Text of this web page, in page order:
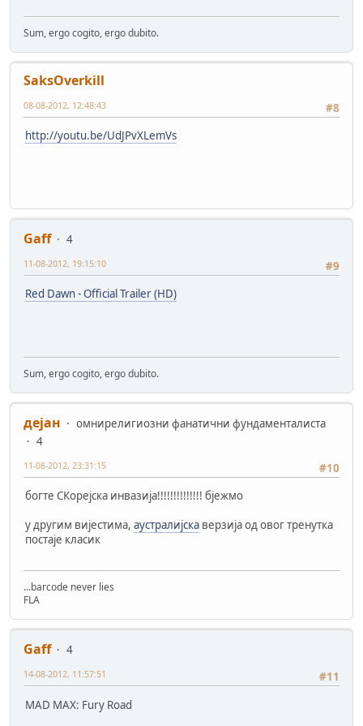
Sum, ergo cogito, ergo dubito.
SaksOverkill
#8
08-08-2012, 12:48:43
http://youtu.be/UdJPvXLemVs
Gaff
4
#9
11-08-2012, 19:15:10
Red Dawn - Official Trailer (HD)
Sum, ergo cogito, ergo dubito.
дејан
омнирелигиозни фанатични фундаменталиста
4
#10
11-08-2012, 23:31:15
богте СКорејска инвазија!!!!!!!!!!!!!! бјежмо
у другим вијестима, аустралијска верзија од овог тренутка
постаје класик
...barcode never lies
FLA
Gaff
4
#11
14-08-2012, 11:57:51
MAD MAX: Fury Road